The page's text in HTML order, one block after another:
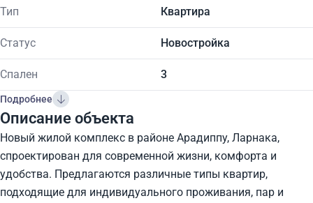
Тип Квартира
Статус Новостройка
Спален 3
Подробнее
Описание объекта
Новый жилой комплекс в районе Арадиппу, Ларнака,
спроектирован для современной жизни, комфорта и
удобства. Предлагаются различные типы квартир,
подходящие для индивидуального проживания, пар и